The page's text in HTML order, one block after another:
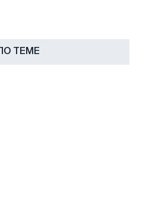
ПО ТЕМЕ